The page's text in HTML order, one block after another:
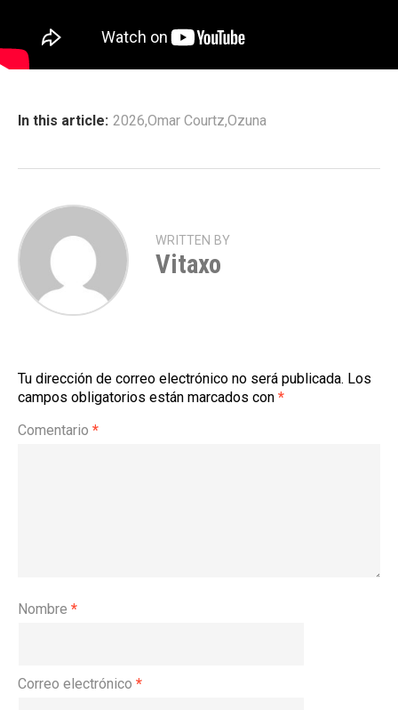
In this article: 2026,Omar Courtz,Ozuna
WRITTEN BY
Vitaxo
Tu dirección de correo electrónico no será publicada. Los
campos obligatorios están marcados con *
Comentario *
Nombre *
Correo electrónico *